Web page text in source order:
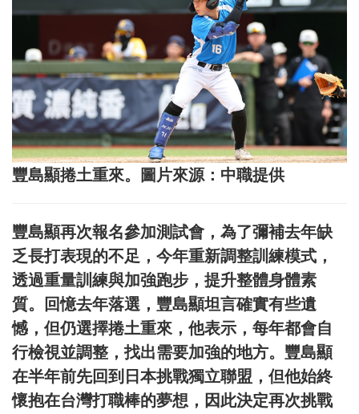
豐島顯捲土重來。圖片來源：中職提供
豐島顯再次報名參加測試會，為了彌補去年缺
乏長打表現的不足，今年重新調整訓練模式，
透過重量訓練與加強跑步，提升整體身體素
質。回憶去年落選，豐島顯坦言確實有些遺
憾，但仍選擇捲土重來，他表示，每年都會自
行檢視並調整，找出需要加強的地方。豐島顯
在半年前先回到日本挑戰獨立聯盟，但他始終
懷抱在台灣打職棒的夢想，因此決定再次挑戰